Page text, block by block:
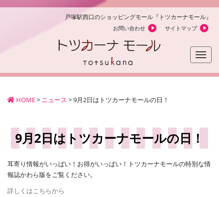
戸塚駅西口のショッピングモール『トツカーナモール』
お問い合わせ サイトマップ
Toggle
HOME> ニュース >9月2日はトツカーナモールの日！
9月2日はトツカーナモールの日！
耳寄り情報がいっぱい！お得がいっぱい！トツカーナモールの特別な情
報誌かわら版をご覧ください。
詳しくはこちらから